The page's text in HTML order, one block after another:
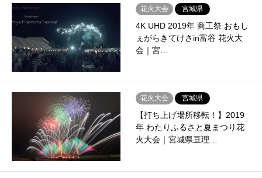
花火大会 宮城県
4K UHD 2019年 商工祭 おもし
ぇがらきてけさin富谷 花火大
会｜宮…
花火大会 宮城県
【打ち上げ場所移転！】2019
年 わたりふるさと夏まつり花
火大会｜宮城県亘理…